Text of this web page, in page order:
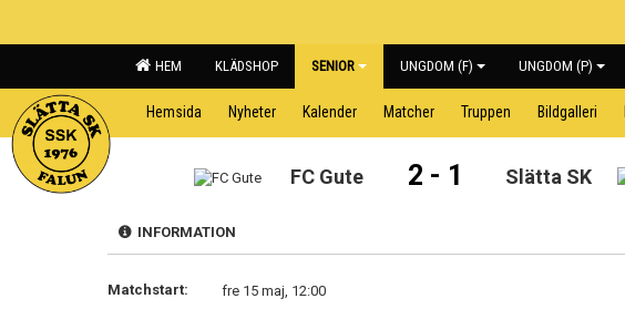
HEM KLÄDSHOP SENIOR UNGDOM (F) UNGDOM (P)
Hemsida Nyheter Kalender Matcher Truppen Bildgalleri
FC Gute 2 - 1 Slätta SK
INFORMATION
Matchstart:
fre 15 maj, 12:00